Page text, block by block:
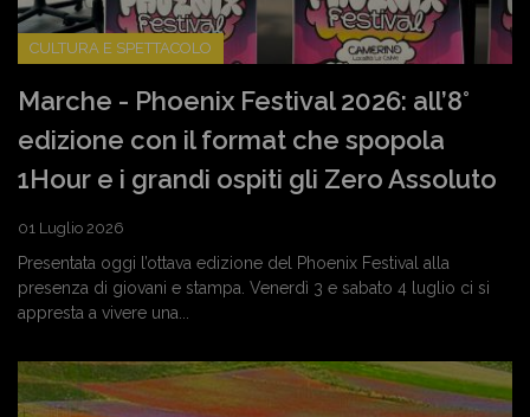
CULTURA E SPETTACOLO
Marche - Phoenix Festival 2026: all’8°
edizione con il format che spopola
1Hour e i grandi ospiti gli Zero Assoluto
01 Luglio 2026
Presentata oggi l’ottava edizione del Phoenix Festival alla
presenza di giovani e stampa. Venerdì 3 e sabato 4 luglio ci si
appresta a vivere una...